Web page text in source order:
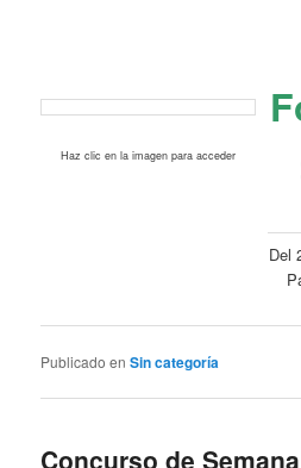
Haz clic en la imagen para acceder
Del
Publicado en Sin categoría
Concurso de